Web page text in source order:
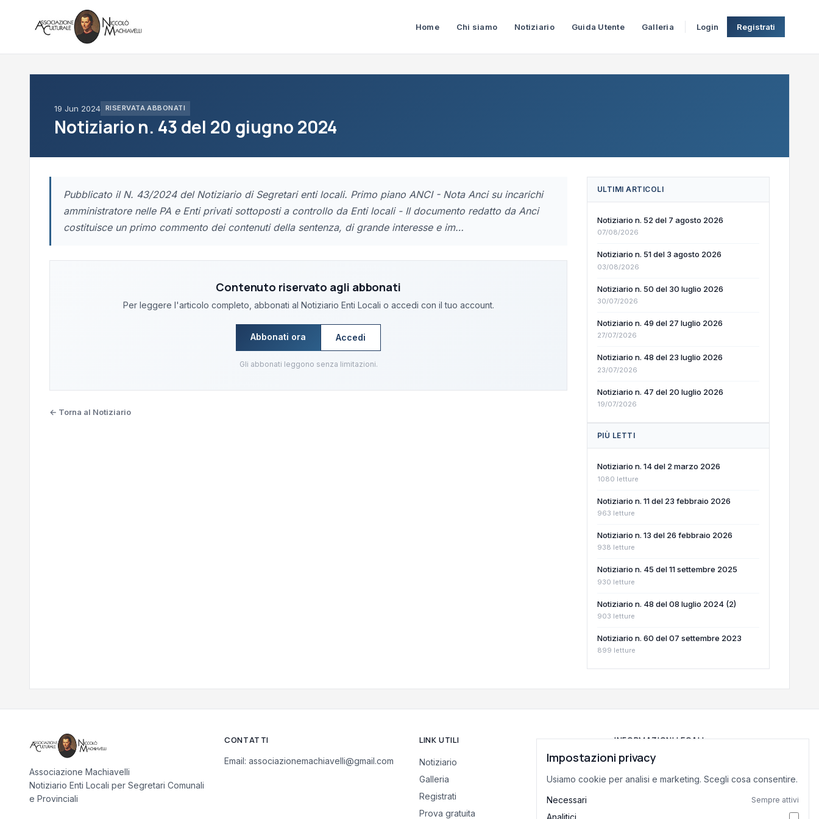
Home Chi siamo Notiziario Guida Utente Galleria Login Registrati
19 Jun 2024 RISERVATA ABBONATI
Notiziario n. 43 del 20 giugno 2024
Pubblicato il N. 43/2024 del Notiziario di Segretari enti locali. Primo piano ANCI - Nota Anci su incarichi
amministratore nelle PA e Enti privati sottoposti a controllo da Enti locali - Il documento redatto da Anci
costituisce un primo commento dei contenuti della sentenza, di grande interesse e im…
Contenuto riservato agli abbonati
Per leggere l'articolo completo, abbonati al Notiziario Enti Locali o accedi con il tuo account.
Abbonati ora Accedi
Gli abbonati leggono senza limitazioni.
← Torna al Notiziario
ULTIMI ARTICOLI
Notiziario n. 52 del 7 agosto 2026
07/08/2026
Notiziario n. 51 del 3 agosto 2026
03/08/2026
Notiziario n. 50 del 30 luglio 2026
30/07/2026
Notiziario n. 49 del 27 luglio 2026
27/07/2026
Notiziario n. 48 del 23 luglio 2026
23/07/2026
Notiziario n. 47 del 20 luglio 2026
19/07/2026
PIÙ LETTI
Notiziario n. 14 del 2 marzo 2026
1080 letture
Notiziario n. 11 del 23 febbraio 2026
963 letture
Notiziario n. 13 del 26 febbraio 2026
938 letture
Notiziario n. 45 del 11 settembre 2025
930 letture
Notiziario n. 48 del 08 luglio 2024 (2)
903 letture
Notiziario n. 60 del 07 settembre 2023
899 letture
Associazione Machiavelli
Notiziario Enti Locali per Segretari Comunali
e Provinciali
CONTATTI
Email: associazionemachiavelli@gmail.com
LINK UTILI
Notiziario
Galleria
Registrati
Prova gratuita
INFORMAZIONI LEGALI
Privacy Policy
Termini di Servizio
Impostazioni privacy
Usiamo cookie per analisi e marketing. Scegli cosa consentire.
Necessari Sempre attivi
Analitici